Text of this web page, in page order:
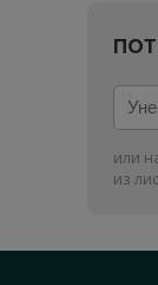
име
и
или
из